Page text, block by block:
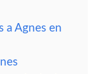
a Agnes en